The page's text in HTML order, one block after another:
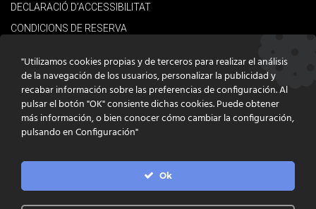
DECLARACIÓ D’ACCESSIBILITAT
CONDICIONS DE RESERVA
POLÍTICA DE COOKIES
CONTACTE
"Utilizamos cookies propias y de terceros para realizar el análisis
de la navegación de los usuarios, personalizar la publicidad y
recabar información sobre las preferencias de configuración. Al
pulsar el botón "OK" consiente dichas cookies. Puede obtener
más información, o bien conocer cómo cambiar la configuración,
pulsando en Configuración"
Ok